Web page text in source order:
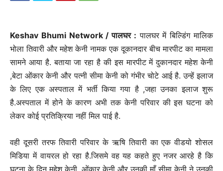
Keshav Bhumi Network / पालघर : पालघर में बिल्डिंग मालिक
भोला तिवारी और महेश केनी नामक एक दूकानदार बीच मारपीट का मामला
सामने आया है. बताया जा रहा है की इस मारपीट में दुकानदार महेश केनी
,बेटा ओंकार केनी और पत्नी सीमा केनी को गंभीर चोटे आई है. उन्हें इलाज
के लिए एक अस्पताल में भर्ती किया गया है ,जहा उनका इलाज शुरू
है.अस्पताल में होने के कारण अभी तक केनी परिवार की इस घटना को
लेकर कोई प्रतिक्रिया नहीं मिल पाई है.
वही दूसरी तरफ तिवारी परिवार के ऋषि तिवारी का एक वीडयो शोसल
मिडिया में वायरल हो रहा है.जिसमे वह यह कहते हुए नजर आरहे है कि